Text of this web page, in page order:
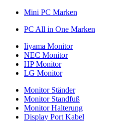
Mini PC Marken
PC All in One Marken
Iiyama Monitor
NEC Monitor
HP Monitor
LG Monitor
Monitor Ständer
Monitor Standfuß
Monitor Halterung
Display Port Kabel